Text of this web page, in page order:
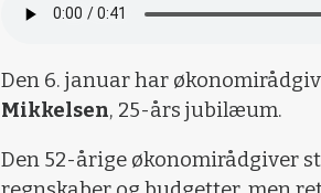
Den 6. januar har
Mikkelsen, 25-års jubilæum.
Den 52-årige økonomirådgiver